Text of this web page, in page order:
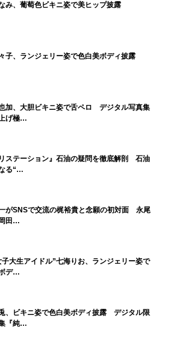
み、葡萄色ビキニ姿で美ヒップ披露
子、ランジェリー姿で色白美ボディ披露
加、大胆ビキニ姿で舌ペロ デジタル写真集
上げ極…
リステーション』石油の疑問を徹底解剖 石油
る“…
がSNSで交流の梶裕貴と念願の初対面 永尾
田…
子大生アイドル”七海りお、ランジェリー姿で
デ…
、ビキニ姿で色白美ボディ披露 デジタル限
『純…